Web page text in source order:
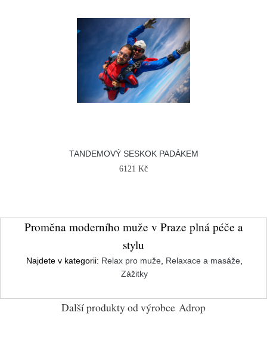
TANDEMOVÝ SESKOK PADÁKEM
6121 Kč
Proměna moderního muže v Praze plná péče a
stylu
Najdete v kategorii: Relax pro muže, Relaxace a masáže,
Zážitky
Další produkty od výrobce Adrop